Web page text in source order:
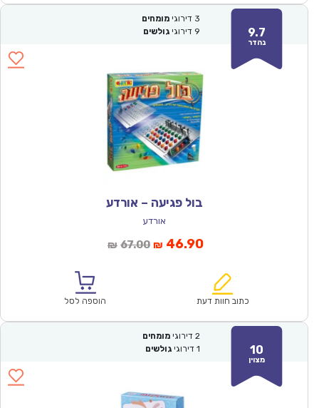
9.7
נהדר
3 דירוגי מומחים
9 דירוגי גולשים
בול פגיעה – אורדע
אורדע
₪ 67.00המחיר
₪67.00.
₪ 46.90המחיר
הוא:
כתוב חוות דעת הוספה לסל
10
מצוין
2 דירוגי מומחים
1 דירוגי גולשים